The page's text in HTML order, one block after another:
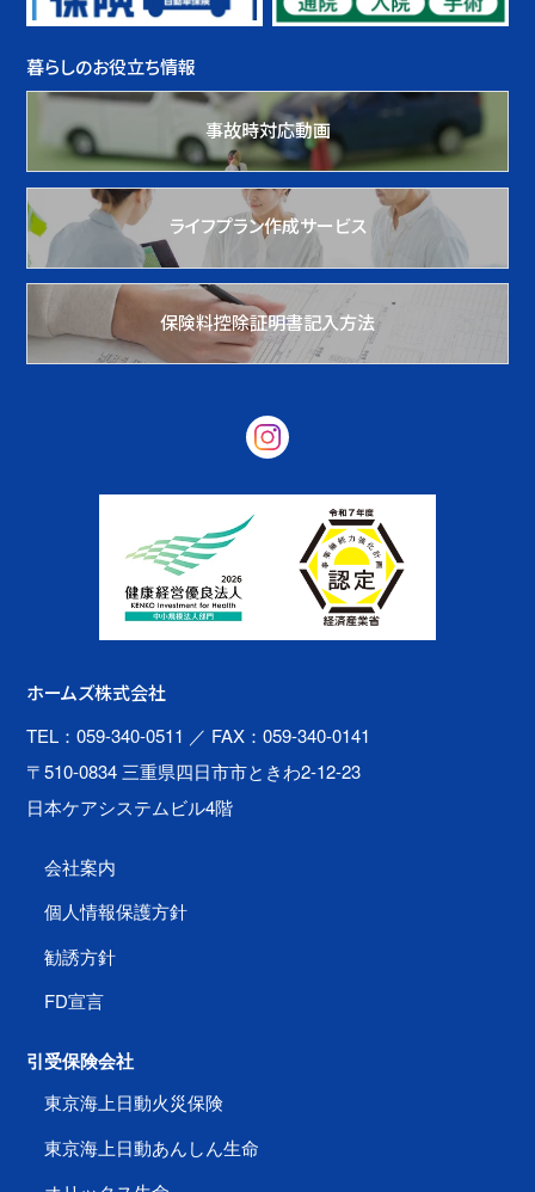
暮らしのお役立ち情報
事故時対応動画
ライフプラン作成サービス
保険料控除証明書記入方法
ホームズ株式会社
TEL：059-340-0511 ／ FAX：059-340-0141
〒510-0834 三重県四日市市ときわ2-12-23
日本ケアシステムビル4階
会社案内
個人情報保護方針
勧誘方針
FD宣言
引受保険会社
東京海上日動火災保険
東京海上日動あんしん生命